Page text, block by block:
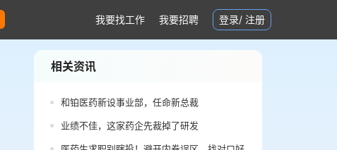
我要找工作 我要招聘 登录/ 注册
相关资讯
和铂医药新设事业部，任命新总裁
业绩不佳，这家药企先裁掉了研发